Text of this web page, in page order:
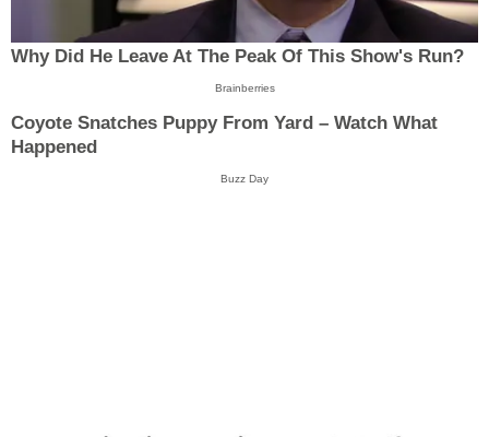
Why Did He Leave At The Peak Of This Show's Run?
Brainberries
Coyote Snatches Puppy From Yard – Watch What
Happened
Buzz Day